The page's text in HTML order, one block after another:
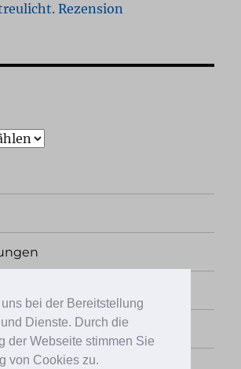
bei der Bereitstellung
Dienste. Durch die
der Webseite stimmen Sie
von Cookies zu.
Rezension